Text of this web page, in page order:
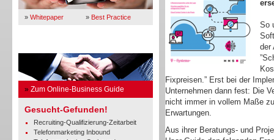
» Whitepaper » Best Practice
» Zum Online-Business Guide
Gesucht-Gefunden!
Recruiting-Qualifizierung-Zeitarbeit
Telefonmarketing Inbound
So
der
Fixpreisen.” Erst bei der
Unternehmen dann fest: Die
nicht immer in vollem Maße
Erwartungen.
Aus ihrer Beratungs- und